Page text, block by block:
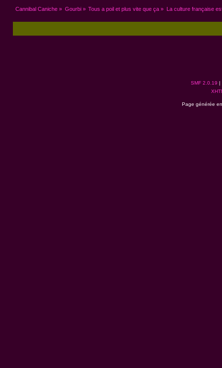
Cannibal Caniche » Gourbi» Tous a poil et plus vite que ça » La culture française
SMF 2.0.19 |
Page générée